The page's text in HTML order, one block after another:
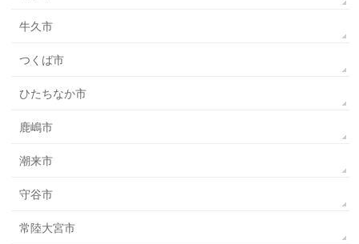
牛久市
つくば市
ひたちなか市
鹿嶋市
潮来市
守谷市
常陸大宮市